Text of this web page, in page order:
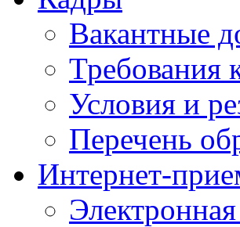
Вакантные
Требования
Условия и
Перечень
Интернет-